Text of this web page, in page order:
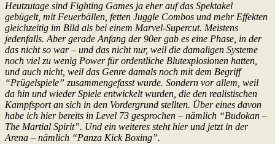
Heutzutage sind Fighting Games ja eher auf das Spektakel
gebügelt, mit Feuerbällen, fetten Juggle Combos und mehr Effekten
gleichzeitig im Bild als bei einem Marvel-Supercut. Meistens
jedenfalls. Aber gerade Anfang der 90er gab es eine Phase, in der
das nicht so war – und das nicht nur, weil die damaligen Systeme
noch viel zu wenig Power für ordentliche Blutexplosionen hatten,
und auch nicht, weil das Genre damals noch mit dem Begriff
“Prügelspiele” zusammengefasst wurde. Sondern vor allem, weil
da hin und wieder Spiele entwickelt wurden, die den realistischen
Kampfsport an sich in den Vordergrund stellten. Über eines davon
habe ich hier bereits in Level 73 gesprochen – nämlich “Budokan –
The Martial Spirit”. Und ein weiteres steht hier und jetzt in der
Arena – nämlich “Panza Kick Boxing”.